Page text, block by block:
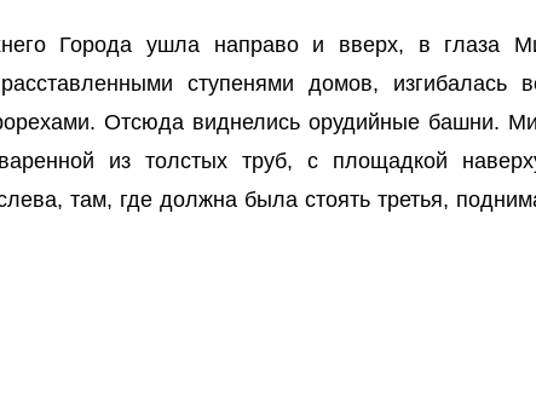
Города ушла направо и вверх, в глаза
ступенями домов,
Отсюда виднелись орудийные башни.
из толстых труб, с площадкой
там, где должна была стоять третья,